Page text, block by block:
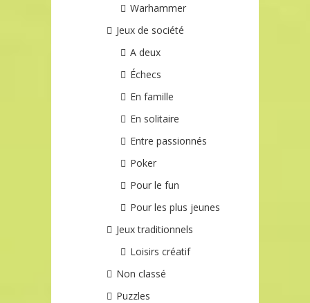
Warhammer
Jeux de société
A deux
Échecs
En famille
En solitaire
Entre passionnés
Poker
Pour le fun
Pour les plus jeunes
Jeux traditionnels
Loisirs créatif
Non classé
Puzzles